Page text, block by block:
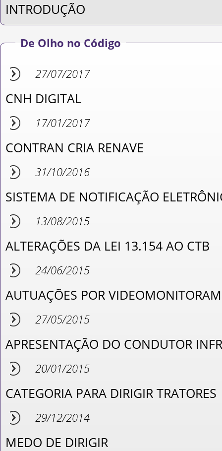
INTRODUÇÃO
De Olho no Código
27/07/2017
CNH DIGITAL
17/01/2017
CONTRAN CRIA RENAVE
31/10/2016
SISTEMA DE NOTIFICAÇÃO
13/08/2015
ALTERAÇÕES DA LEI 13.154 AO CTB
24/06/2015
AUTUAÇÕES POR
27/05/2015
APRESENTAÇÃO DO CONDUTOR
20/01/2015
CATEGORIA PARA DIRIGIR TRATORES
29/12/2014
MEDO DE DIRIGIR